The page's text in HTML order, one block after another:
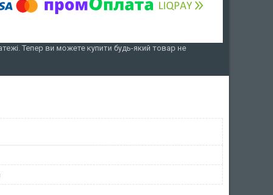
Тепер ви можете купити будь-який товар не